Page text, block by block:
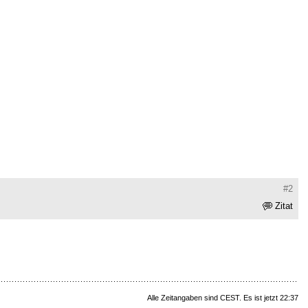
#2
Zitat
Alle Zeitangaben sind CEST. Es ist jetzt 22:37